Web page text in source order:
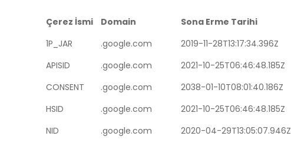
Çerez İsmi Domain
Sona Erme Tarihi
1P_JAR
.google.com
2019-11-28T13:17:34.396Z
APISID
.google.com
2021-10-25T06:46:48.185Z
CONSENT
.google.com
2038-01-10T08:01:40.186Z
HSID
.google.com
2021-10-25T06:46:48.185Z
NID
.google.com
2020-04-29T13:05:07.946Z